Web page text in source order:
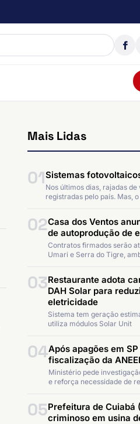
Mais Lidas
01Sistemas
Nos últimos dias, rajadas
registradas pelo país. Mas,
02Casa dos Ventos
de autoprodução de
Contratos firmados serão
Umari e Serra do Tigre,
03Restaurante adota
DAH Solar para
eletricidade
Sistema tem geração
utiliza módulos Solar Unit
04Após apagões em
fiscalização da
Ministério pede
e reforça necessidade de
05Prefeitura de Cuiabá
criminoso em usina